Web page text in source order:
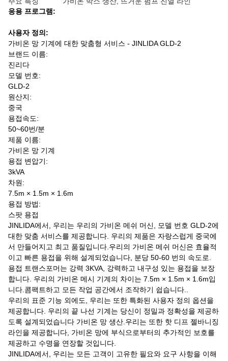
응용 프로그램:
사용자 정의:
가비온 망 기계에 대한 맞춤형 서비스 - JINLIDA GLD-2
브랜드 이름:
진리다
모델 번호:
GLD-2
원산지:
중국
용접속도:
50~60번/분
제품 이름:
가비온 망 기계
용접 변압기:
3kVA
차원:
7.5m × 1.5m × 1.6m
용접 방법:
스팟 용접
JINLIDA에서, 우리는 우리의 가비온 메쉬 머신, 모델 번호 GLD-2에
대한 맞춤 서비스를 제공합니다. 우리의 제품은 자랑스럽게 중국에
서 만들어지고 최고 품질입니다.우리의 가비온 메쉬 머신은 효율적
이고 빠른 용접을 위해 설계되었습니다, 분당 50-60 번의 속도로.
용접 트랜스포머는 강력 3KVA, 강력하고 내구성 있는 용접을 보장
합니다. 우리의 가비온 메시 기계의 차이는 7.5m × 1.5m × 1.6m입
니다.콤팩트하고 모든 작업 공간에서 조작하기 쉽습니다..
우리의 표준 기능 외에도, 우리는 또한 특화된 사용자 정의 옵션을
제공합니다. 우리의 끝 나선 기계는 당신이 정밀과 정확성을 제공하
도록 설계되었습니다 가비온 망 생산.우리는 또한 핫 디프 젤바니징
라인을 제공합니다, 가비온 망에 부식으로부터의 추가적인 보호를
제공하고 수명을 연장할 것입니다.
JINLIDA에서, 우리는 모든 고객이 고유한 필요와 요구 사항을 이해